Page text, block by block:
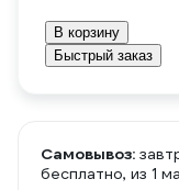
В корзину
Быстрый заказ
Самовывоз:
бесплатно, из 1